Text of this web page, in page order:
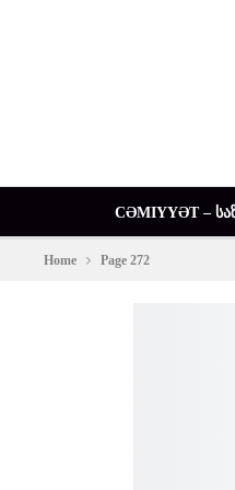
CƏMIYYƏT –
Home Page 272